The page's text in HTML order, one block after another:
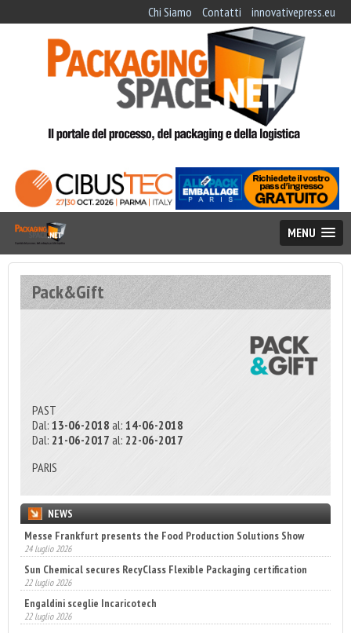
Chi Siamo Contatti innovativepress.eu
MENU
Pack&Gift
PAST
Dal: 13-06-2018 al: 14-06-2018
Dal: 21-06-2017 al: 22-06-2017
PARIS
NEWS
Messe Frankfurt presents the Food Production Solutions Show
24 luglio 2026
Sun Chemical secures RecyClass Flexible Packaging certification
22 luglio 2026
Engaldini sceglie Incaricotech
22 luglio 2026
Annunciati i finalisti dei Diamonds Awards 2026 di FTA Europe
14 luglio 2026